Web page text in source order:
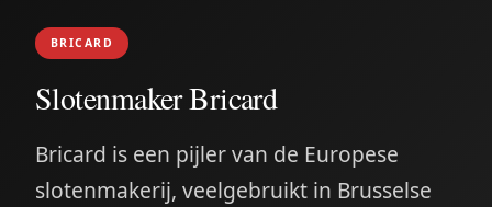
BRICARD
Slotenmaker Bricard
Bricard is een pijler van de Europese
slotenmakerij, veelgebruikt in Brusselse